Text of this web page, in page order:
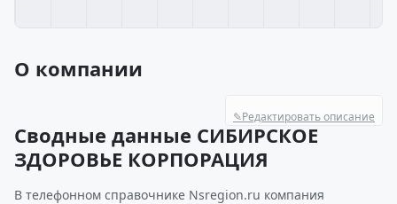
О компании
✎Редактировать описание
Сводные данные СИБИРСКОЕ
ЗДОРОВЬЕ КОРПОРАЦИЯ
В телефонном справочнике Nsregion.ru компания